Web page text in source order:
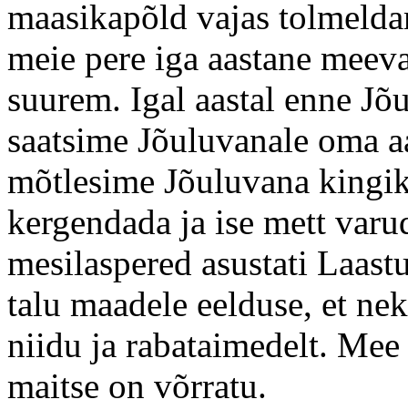
maasikapõld vajas
meie pere iga aastane
suurem. Igal aastal enne
saatsime Jõuluvanale oma
mõtlesime Jõuluvana
kergendada ja ise mett
mesilaspered asustati
talu maadele eelduse, et
niidu ja rabataimedelt. Mee
maitse on võrratu.